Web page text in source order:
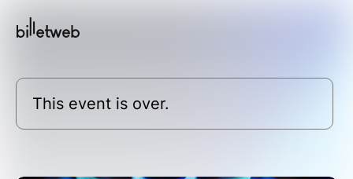
This event is over.